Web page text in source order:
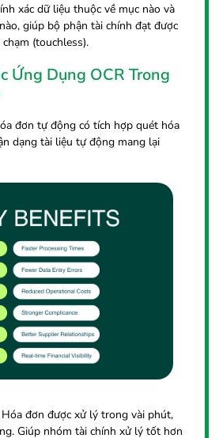
xác dữ liệu thuộc về mục nào và
giúp bộ phận tài chính đạt được
(touchless).
Ứng Dụng OCR Trong
đơn tự động có tích hợp quét hóa
dạng tài liệu tự động mang lại
đơn được xử lý trong vài phút,
Giúp nhóm tài chính xử lý tốt hơn